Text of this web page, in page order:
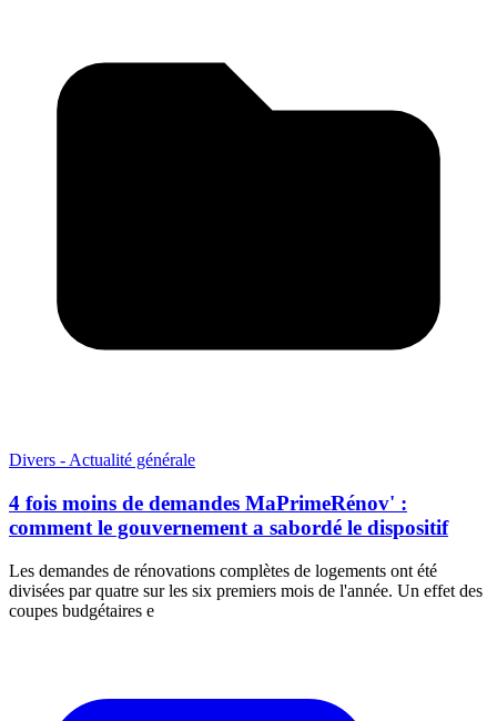
Divers - Actualité générale
4 fois moins de demandes MaPrimeRénov' :
comment le gouvernement a sabordé le dispositif
Les demandes de rénovations complètes de logements ont été
divisées par quatre sur les six premiers mois de l'année. Un effet des
coupes budgétaires e